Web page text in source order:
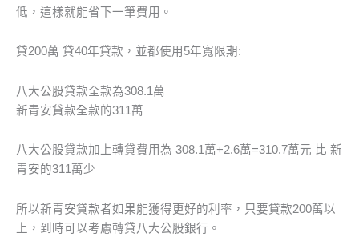
低，這樣就能省下一筆費用。
貸200萬 貸40年貸款，並都使用5年寬限期:
八大公股貸款全款為308.1萬
新青安貸款全款的311萬
八大公股貸款加上轉貸費用為 308.1萬+2.6萬=310.7萬元 比 新
青安的311萬少
所以新青安貸款者如果能獲得更好的利率，只要貸款200萬以
上，到時可以考慮轉貸八大公股銀行。